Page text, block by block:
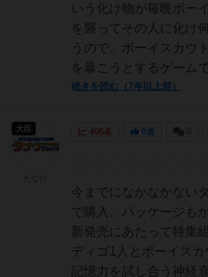
いう化け物が毎晩ボー
を襲ってその人に化け
うので、ボーイスカウ
を暴こうとするゲーム
続きを読む（7年以上前）
405名 0名
今までになかなかない
で購入。パッケージも
新発売にあたって特集
ディゴ1人とボーイス
記憶力を試し合う神経
大臣